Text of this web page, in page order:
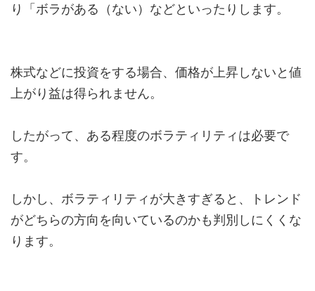
り「ボラがある（ない）などといったりします。
株式などに投資をする場合、価格が上昇しないと値
上がり益は得られません。
したがって、ある程度のボラティリティは必要で
す。
しかし、ボラティリティが大きすぎると、トレンド
がどちらの方向を向いているのかも判別しにくくな
ります。